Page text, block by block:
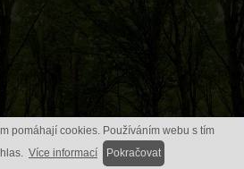
pomáhají cookies. Používáním webu s tím
Více informací Pokračovat